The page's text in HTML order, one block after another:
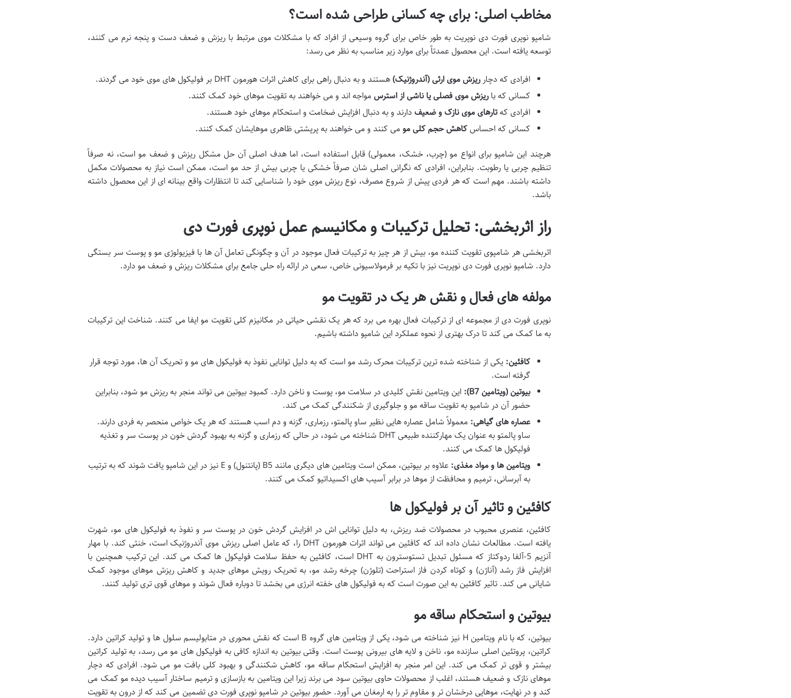
مخاطب اصلی: برای چه کسانی طراحی شده است؟
شامپو نوپری فورت دی نوپریت به طور خاص برای گروه وسیعی از افراد که با مشکلات موی مرتبط با ریزش و ضعف دست و پنجه نرم می کنند،
توسعه یافته است. این محصول عمدتاً برای موارد زیر مناسب به نظر می رسد:
افرادی که دچارریزش موی ارثی (آندروژنیک)هستند و به دنبال راهی برای کاهش اثرات هورمون DHT بر فولیکول های موی خود می گردند.
کسانی که باریزش موی فصلی یا ناشی از استرسمواجه اند و می خواهند به تقویت موهای خود کمک کنند.
افرادی کهتارهای موی نازک و ضعیفدارند و به دنبال افزایش ضخامت و استحکام موهای خود هستند.
کسانی که احساسکاهش حجم کلی مومی کنند و می خواهند به پرپشتی ظاهری موهایشان کمک کنند.
هرچند این شامپو برای انواع مو (چرب، خشک، معمولی) قابل استفاده است، اما هدف اصلی آن حل مشکل ریزش و ضعف مو است، نه صرفاً
تنظیم چربی یا رطوبت. بنابراین، افرادی که نگرانی اصلی شان صرفاً خشکی یا چربی بیش از حد مو است، ممکن است نیاز به محصولات مکمل
داشته باشند. مهم است که هر فردی پیش از شروع مصرف، نوع ریزش موی خود را شناسایی کند تا انتظارات واقع بینانه ای از این محصول داشته
باشد.
راز اثربخشی: تحلیل ترکیبات و مکانیسم عمل نوپری فورت دی
اثربخشی هر شامپوی تقویت کننده مو، بیش از هر چیز به ترکیبات فعال موجود در آن و چگونگی تعامل آن ها با فیزیولوژی مو و پوست سر بستگی
دارد. شامپو نوپری فورت دی نوپریت نیز با تکیه بر فرمولاسیونی خاص، سعی در ارائه راه حلی جامع برای مشکلات ریزش و ضعف مو دارد.
مولفه های فعال و نقش هر یک در تقویت مو
نوپری فورت دی از مجموعه ای از ترکیبات فعال بهره می برد که هر یک نقشی حیاتی در مکانیزم کلی تقویت مو ایفا می کنند. شناخت این ترکیبات
به ما کمک می کند تا درک بهتری از نحوه عملکرد این شامپو داشته باشیم.
کافئین: یکی از شناخته شده ترین ترکیبات محرک رشد مو است که به دلیل توانایی نفوذ به فولیکول های مو و تحریک آن ها، مورد توجه قرار
گرفته است.
بیوتین (ویتامین B7):
این ویتامین نقش کلیدی در سلامت مو، پوست و ناخن دارد. کمبود بیوتین می تواند منجر به ریزش مو شود، بنابراین
حضور آن در شامپو به تقویت ساقه مو و جلوگیری از شکنندگی کمک می کند.
عصاره های گیاهی: معمولاً شامل عصاره هایی نظیر ساو پالمتو، رزماری، گزنه و دم اسب هستند که هر یک خواص منحصر به فردی دارند.
ساو پالمتو به عنوان یک مهارکننده طبیعی DHT شناخته می شود، در حالی که رزماری و گزنه به بهبود گردش خون در پوست سر و تغذیه
فولیکول ها کمک می کنند.
ویتامین ها و مواد مغذی:
علاوه بر بیوتین، ممکن است ویتامین های دیگری مانند B5 (پانتنول) و E نیز در این شامپو یافت شوند که به ترتیب
به آبرسانی، ترمیم و محافظت از موها در برابر آسیب های اکسیداتیو کمک می کنند.
کافئین و تاثیر آن بر فولیکول ها
کافئین، عنصری محبوب در محصولات ضد ریزش، به دلیل توانایی اش در افزایش گردش خون در پوست سر و نفوذ به فولیکول های مو، شهرت
یافته است. مطالعات نشان داده اند که کافئین می تواند اثرات هورمون DHT را، که عامل اصلی ریزش موی آندروژنیک است، خنثی کند. با مهار
آنزیم 5-آلفا ردوکتاز که مسئول تبدیل تستوسترون به DHT است، کافئین به حفظ سلامت فولیکول ها کمک می کند. این ترکیب همچنین با
افزایش فاز رشد (آناژن) و کوتاه کردن فاز استراحت (تلوژن) چرخه رشد مو، به تحریک رویش موهای جدید و کاهش ریزش موهای موجود کمک
شایانی می کند. تاثیر کافئین به این صورت است که به فولیکول های خفته انرژی می بخشد تا دوباره فعال شوند و موهای قوی تری تولید کنند.
بیوتین و استحکام ساقه مو
بیوتین، که با نام ویتامین H نیز شناخته می شود، یکی از ویتامین های گروه B است که نقش محوری در متابولیسم سلول ها و تولید کراتین دارد.
کراتین، پروتئین اصلی سازنده مو، ناخن و لایه های بیرونی پوست است. وقتی بیوتین به اندازه کافی به فولیکول های مو می رسد، به تولید کراتین
بیشتر و قوی تر کمک می کند. این امر منجر به افزایش استحکام ساقه مو، کاهش شکنندگی و بهبود کلی بافت مو می شود. افرادی که دچار
موهای نازک و ضعیف هستند، اغلب از محصولات حاوی بیوتین سود می برند زیرا این ویتامین به بازسازی و ترمیم ساختار آسیب دیده مو کمک می
کند و در نهایت، موهایی درخشان تر و مقاوم تر را به ارمغان می آورد. حضور بیوتین در شامپو نوپری فورت دی تضمین می کند که از درون به تقویت